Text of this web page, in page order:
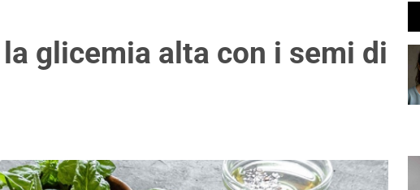
glicemia alta con i semi di